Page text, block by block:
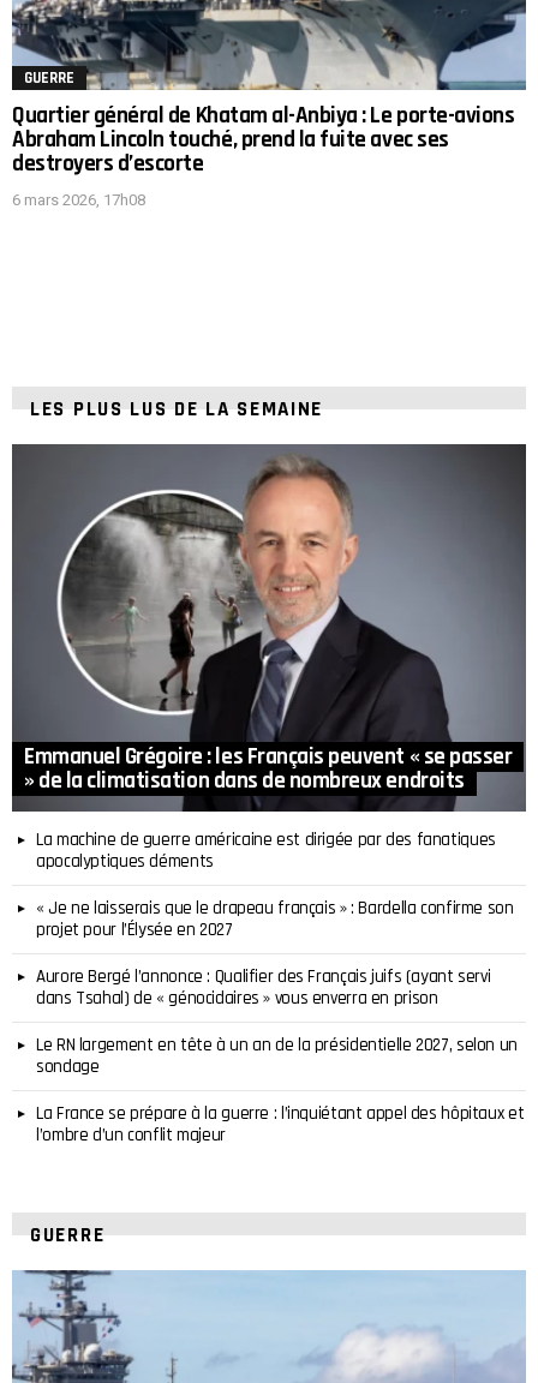
GUERRE
Quartier général de Khatam al-Anbiya : Le porte-avions
Abraham Lincoln touché, prend la fuite avec ses
destroyers d’escorte
6 mars 2026, 17h08
LES PLUS LUS DE LA SEMAINE
Emmanuel Grégoire : les Français peuvent « se passer
» de la climatisation dans de nombreux endroits
La machine de guerre américaine est dirigée par des fanatiques
apocalyptiques déments
« Je ne laisserais que le drapeau français » : Bardella confirme son
projet pour l’Élysée en 2027
Aurore Bergé l’annonce : Qualifier des Français juifs (ayant servi
dans Tsahal) de « génocidaires » vous enverra en prison
Le RN largement en tête à un an de la présidentielle 2027, selon un
sondage
La France se prépare à la guerre : l’inquiétant appel des hôpitaux et
l’ombre d’un conflit majeur
GUERRE